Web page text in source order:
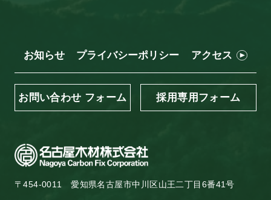
〒454-0011愛知県名古屋市中川区山王二丁目6番41号
お問い合わせ フォーム
お知らせ プライバシーポリシー アクセス
採用専用フォーム